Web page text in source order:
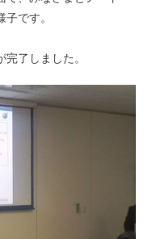
子です。
了しました。